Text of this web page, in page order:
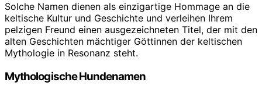
Solche Namen dienen als einzigartige Hommage an die
keltische Kultur und Geschichte und verleihen Ihrem
pelzigen Freund einen ausgezeichneten Titel, der mit den
alten Geschichten mächtiger Göttinnen der keltischen
Mythologie in Resonanz steht.
Mythologische Hundenamen